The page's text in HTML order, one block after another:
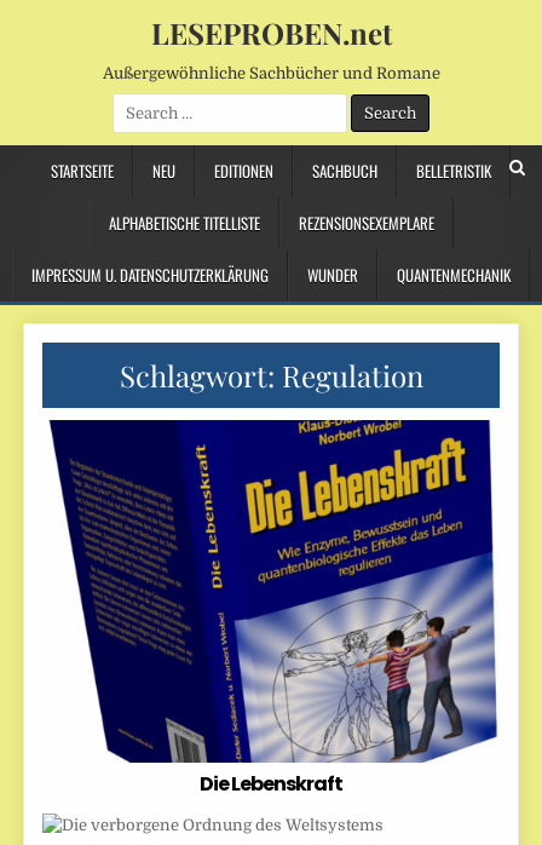
LESEPROBEN.net
Außergewöhnliche Sachbücher und Romane
Search
for:
STARTSEITE NEU EDITIONEN SACHBUCH BELLETRISTIK
ALPHABETISCHE TITELLISTE REZENSIONSEXEMPLARE
IMPRESSUM U. DATENSCHUTZERKLÄRUNG WUNDER QUANTENMECHANIK
Schlagwort: Regulation
Die Lebenskraft